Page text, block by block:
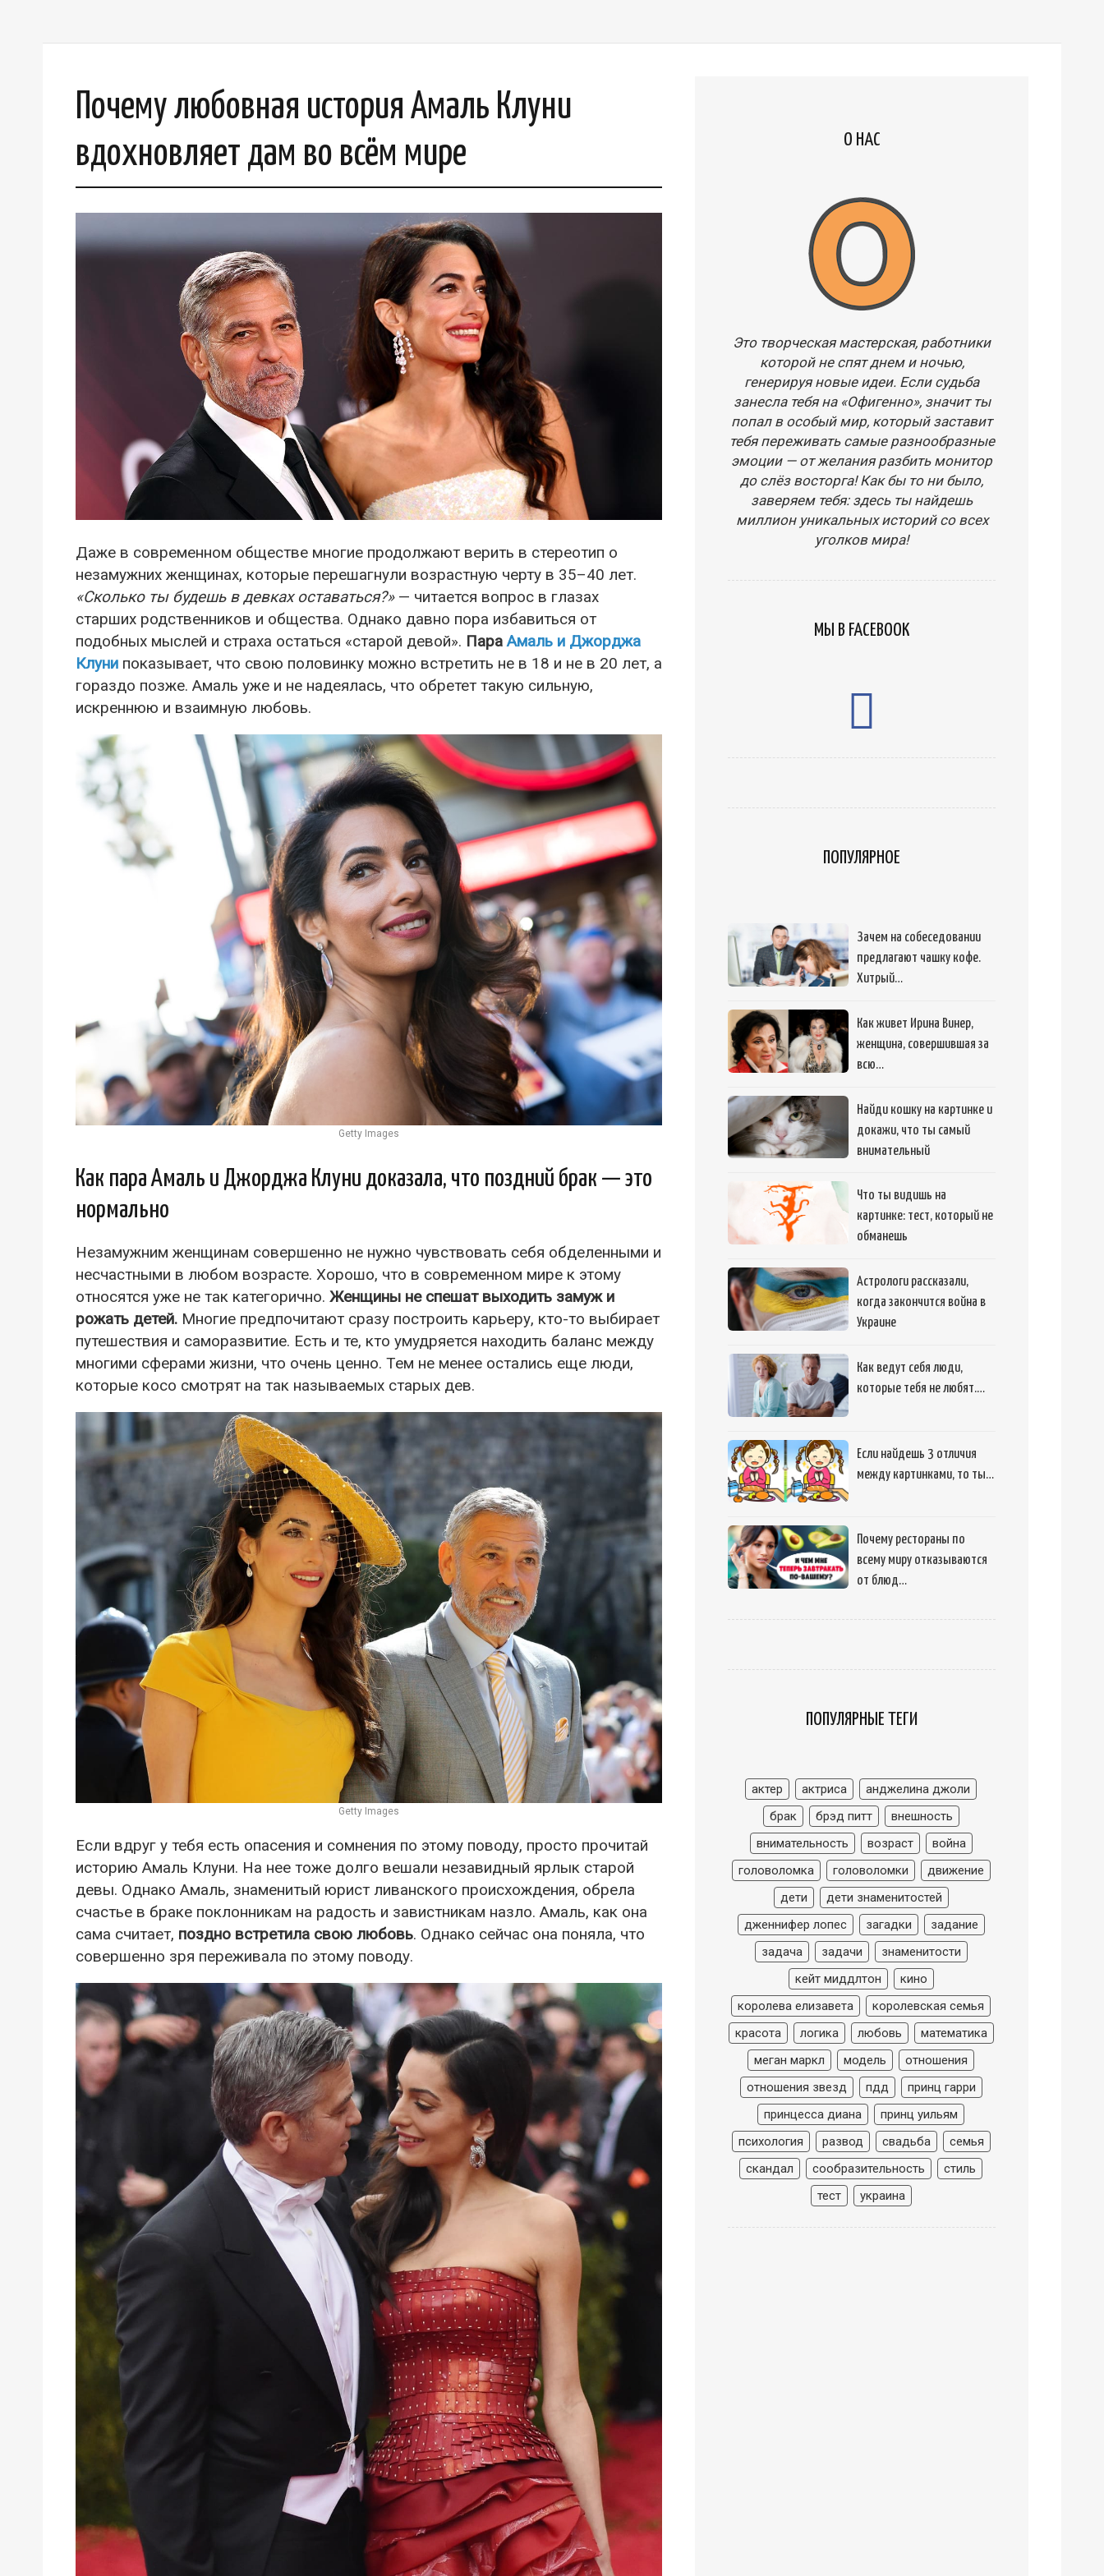
Почему любовная история Амаль Клуни
вдохновляет дам во всём мире
Даже в современном обществе многие продолжают верить в стереотип о
незамужних женщинах, которые перешагнули возрастную черту в 35–40 лет.
«Сколько ты будешь в девках оставаться?»— читается вопрос в глазах
старших родственников и общества. Однако давно пора избавиться от
подобных мыслей и страха остаться «старой девой». ПараАмаль и Джорджа
Клуни показывает, что свою половинку можно встретить не в 18 и не в 20 лет, а
гораздо позже. Амаль уже и не надеялась, что обретет такую сильную,
искреннюю и взаимную любовь.
Getty Images
Как пара Амаль и Джорджа Клуни доказала, что поздний брак — это
нормально
Незамужним женщинам совершенно не нужно чувствовать себя обделенными и
несчастными в любом возрасте. Хорошо, что в современном мире к этому
относятся уже не так категорично. Женщины не спешат выходить замуж и
рожать детей. Многие предпочитают сразу построить карьеру, кто-то выбирает
путешествия и саморазвитие. Есть и те, кто умудряется находить баланс между
многими сферами жизни, что очень ценно. Тем не менее остались еще люди,
которые косо смотрят на так называемых старых дев.
Getty Images
Если вдруг у тебя есть опасения и сомнения по этому поводу, просто прочитай
историю Амаль Клуни. На нее тоже долго вешали незавидный ярлык старой
девы. Однако Амаль, знаменитый юрист ливанского происхождения, обрела
счастье в браке поклонникам на радость и завистникам назло. Амаль, как она
сама считает, поздно встретила свою любовь. Однако сейчас она поняла, что
совершенно зря переживала по этому поводу.
О НАС
Это творческая мастерская, работники
которой не спят днем и ночью,
генерируя новые идеи. Если судьба
занесла тебя на «Офигенно», значит ты
попал в особый мир, который заставит
тебя переживать самые разнообразные
эмоции — от желания разбить монитор
до слёз восторга! Как бы то ни было,
заверяем тебя: здесь ты найдешь
миллион уникальных историй со всех
уголков мира!
МЫ В FACEBOOK
ПОПУЛЯРНОЕ
Зачем на собеседовании
предлагают чашку кофе.
Хитрый…
Как живет Ирина Винер,
женщина, совершившая за
всю…
Найди кошку на картинке и
докажи, что ты самый
внимательный
Что ты видишь на
картинке: тест, который не
обманешь
Астрологи рассказали,
когда закончится война в
Украине
Как ведут себя люди,
которые тебя не любят.…
Если найдешь 3 отличия
между картинками, то ты…
Почему рестораны по
всему миру отказываются
от блюд…
ПОПУЛЯРНЫЕ ТЕГИ
актер актриса
анджелина джоли
брак
брэд питт
внешность
внимательность
возраст
война
головоломка
головоломки
движение
дети
дети знаменитостей
дженнифер лопес
загадки
задание
задача
задачи
знаменитости
кейт миддлтон
кино
королева елизавета
королевская семья
красота
логика любовь
математика
меган маркл
модель
отношения
отношения звезд
пдд
принц гарри
принцесса диана
принц уильям
психология
развод свадьба
семья
скандал
сообразительность
стиль
тест
украина